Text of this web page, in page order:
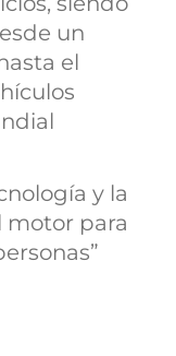
un
el
y la
motor para